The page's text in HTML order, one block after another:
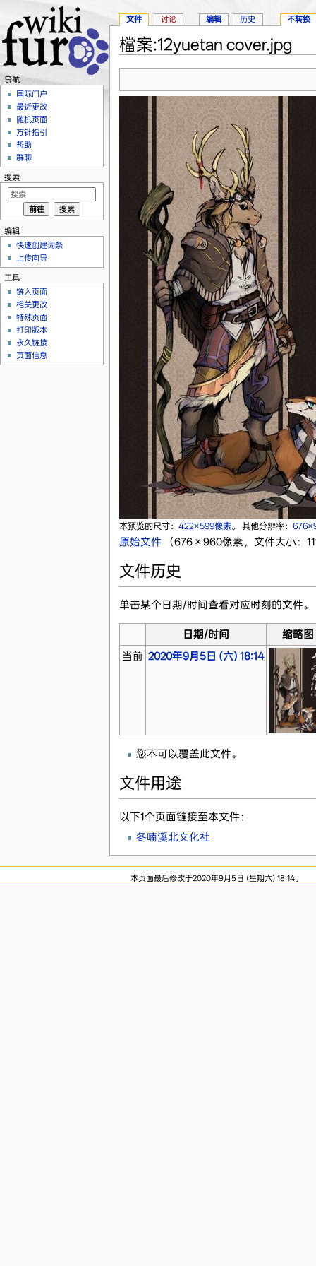
檔案:12yuetan cover.jpg
本预览的尺寸： 422×599像素。 其他分辨率：
原始文件‎ （676 × 960像素，文件大小：
文件历史
单击某个日期/时间查看对应时刻的文件。
日期/时间
缩略图
当前 2020年9月5日 (六) 18:14
您不可以覆盖此文件。
文件用途
以下1个页面链接至本文件：
冬喃溪北文化社
文件 讨论 编辑 历史 不转换
导航
国际门户
最近更改
随机页面
方针指引
帮助
群聊
搜索
编辑
快速创建词条
上传向导
工具
链入页面
相关更改
特殊页面
打印版本
永久链接
页面信息
本页面最后修改于2020年9月5日 (星期六) 18:14。